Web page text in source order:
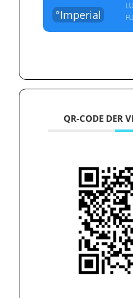
°Imperial
QR-CODE DER